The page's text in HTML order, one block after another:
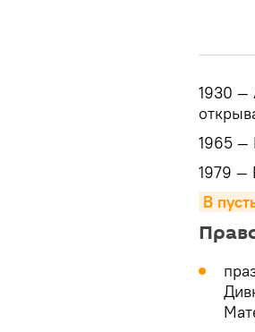
1930 —
1965 —
1979 —
В